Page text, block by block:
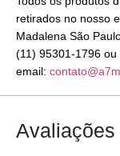
retirados no nosso
Madalena São
(11) 95301-1796
email:
Avaliações